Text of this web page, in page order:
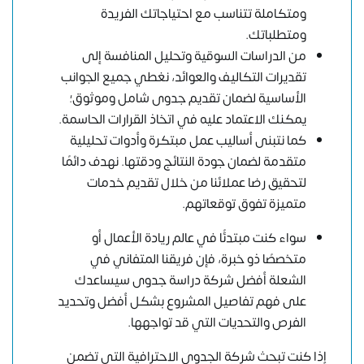
ومتكاملة تتناسب مع احتياجاتك الفريدة
ومتطلباتك.
من الدراسات السوقية وتحليل المنافسة إلى
تقديرات التكاليف والعوائد، نغطي جميع الجوانب
الأساسية لضمان تقديم جدوى شامل وموثوق؛
يمكنك الاعتماد عليه في اتخاذ القرارات الحاسمة.
كما نتبنى أساليب عمل مبتكرة وأدوات تحليلية
متقدمة لضمان جودة النتائج ودقتها. نهدف دائمًا
لتحقيق رضا عملائنا من خلال تقديم خدمات
متميزة تفوق توقعاتهم.
سواء كنت مبتدئًا في عالم ريادة الأعمال أو
متخصصًا ذو خبرة، فإن فريقنا المتفاني في
الشعلة أفضل شركة دراسة جدوى سيساعدك
على فهم تفاصيل المشروع بشكل أفضل وتحديد
الفرص والتحديات التي قد تواجهها.
إذا كنت تبحثشركة الجدوىالاحترافية التي تضمن